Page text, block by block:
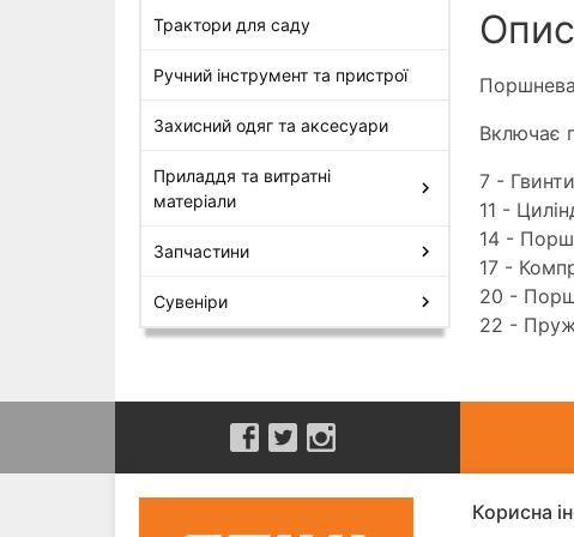
Трактори для саду
Ручний інструмент та пристрої
Захисний одяг та аксесуари
Приладдя та витратні
матеріали
Запчастини
Сувеніри
Опис
Включає
7 -
11 -
14 -
17 -
20 -
22 -
Корисна